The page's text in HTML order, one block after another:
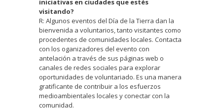
iniciativas en ciudades que estés
visitando?
R: Algunos eventos del Día de la Tierra dan la
bienvenida a voluntarios, tanto visitantes como
procedentes de comunidades locales. Contacta
con los oganizadores del evento con
antelación a través de sus páginas web o
canales de redes sociales para explorar
oportunidades de voluntariado. Es una manera
gratificante de contribuir a los esfuerzos
medioambientales locales y conectar con la
comunidad.